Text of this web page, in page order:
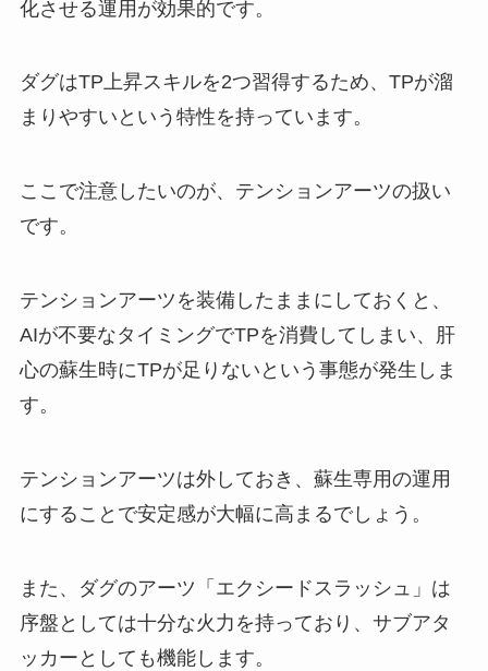
化させる運用が効果的です。
ダグはTP上昇スキルを2つ習得するため、TPが溜
まりやすいという特性を持っています。
ここで注意したいのが、テンションアーツの扱い
です。
テンションアーツを装備したままにしておくと、
AIが不要なタイミングでTPを消費してしまい、肝
心の蘇生時にTPが足りないという事態が発生しま
す。
テンションアーツは外しておき、蘇生専用の運用
にすることで安定感が大幅に高まるでしょう。
また、ダグのアーツ「エクシードスラッシュ」は
序盤としては十分な火力を持っており、サブアタ
ッカーとしても機能します。